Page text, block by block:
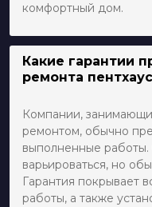
комфортный дом.
Какие гарантии
ремонта
Компании,
ремонтом, обычно
выполненные
варьироваться, но
Гарантия покрывает
работы, а также